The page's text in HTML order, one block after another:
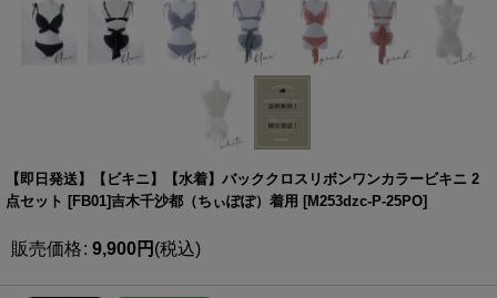
【即日発送】【ビキニ】【水着】バッククロスリボンワンカラービキニ 2
点セット [FB01]吉木千沙都（ちぃぽぽ）着用 [M253dzc-P-25PO]
販売価格: 9,900円 (税込)